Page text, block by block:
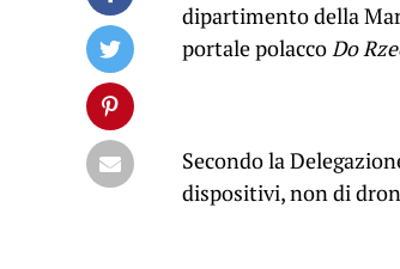
dipartimento della
portale polaccoDo
Secondo la
dispositivi, non di